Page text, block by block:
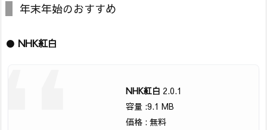
年末年始のおすすめ
● NHK紅白
NHK紅白 2.0.1
容量 :9.1 MB
価格 : 無料